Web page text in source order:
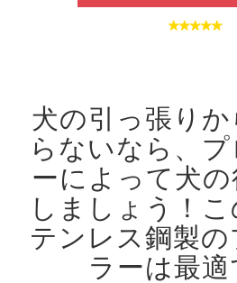
犬の引っ張り
らないなら、
ーによって犬
しましょう！
テンレス鋼製の
ラーは最適